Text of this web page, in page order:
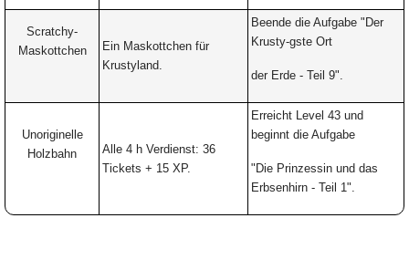
Scratchy-
Maskottchen
Ein Maskottchen für
Krustyland.
Beende die Aufgabe "Der
Krusty-gste Ort
der Erde - Teil 9".
Unoriginelle
Holzbahn
Alle 4 h Verdienst: 36
Tickets + 15 XP.
Erreicht Level 43 und
beginnt die Aufgabe
"Die Prinzessin und das
Erbsenhirn - Teil 1".